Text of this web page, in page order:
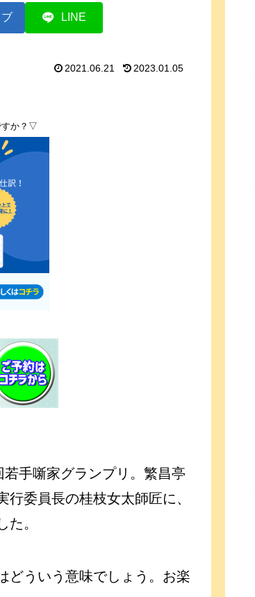
LINE
2021.06.21 2023.01.05
すか？▽
手噺家グランプリ。繁昌亭
委員長の桂枝女太師匠に、
。
どういう意味でしょう。お楽